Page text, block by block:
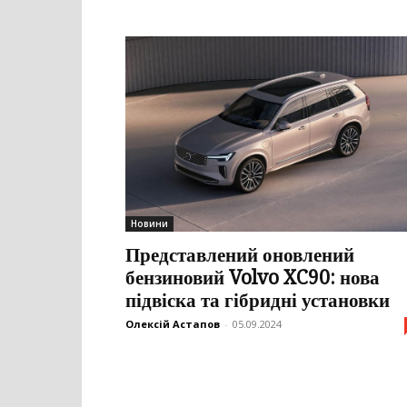
Новини
Представлений оновлений
бензиновий Volvo XC90: нова
підвіска та гібридні установки
Олексій Астапов - 05.09.2024